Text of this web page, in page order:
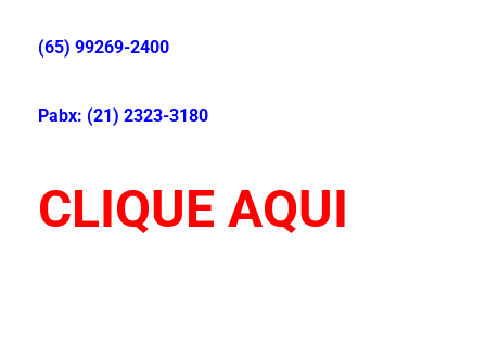
(65) 99269-2400
Pabx: (21) 2323-3180
CLIQUE AQUI